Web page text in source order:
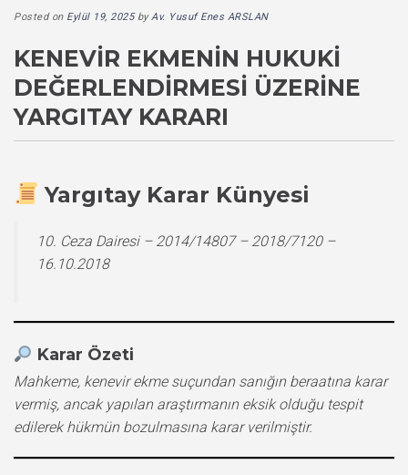
Posted on Eylül 19, 2025byAv. Yusuf Enes ARSLAN
KENEVIR EKMENIN HUKUKI
DEĞERLENDIRMESI ÜZERINE
YARGITAY KARARI
Yargıtay Karar Künyesi
10. Ceza Dairesi – 2014/14807 – 2018/7120 –
16.10.2018
Karar Özeti
Mahkeme, kenevir ekme suçundan sanığın beraatına karar
vermiş, ancak yapılan araştırmanın eksik olduğu tespit
edilerek hükmün bozulmasına karar verilmiştir.